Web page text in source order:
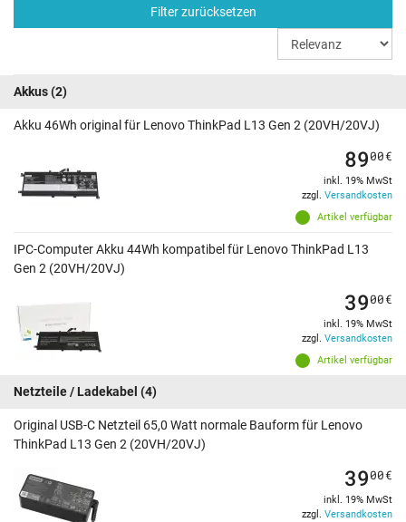
Filter zurücksetzen
Akkus(2)
Akku 46Wh original für Lenovo ThinkPad L13 Gen 2 (20VH/20VJ)
Artikel verfügbar
8900€
inkl. 19% MwSt
zzgl. Versandkosten
IPC-Computer Akku 44Wh kompatibel für Lenovo ThinkPad L13
Gen 2 (20VH/20VJ)
Artikel verfügbar
3900€
inkl. 19% MwSt
zzgl. Versandkosten
Netzteile / Ladekabel (4)
Original USB-C Netzteil 65,0 Watt normale Bauform für Lenovo
ThinkPad L13 Gen 2 (20VH/20VJ)
3900€
inkl. 19% MwSt
zzgl. Versandkosten